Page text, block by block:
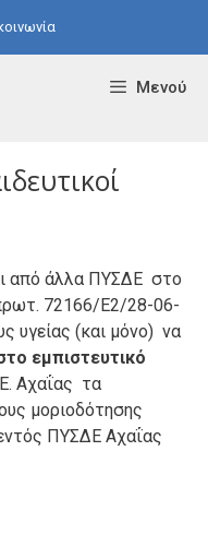
Μενού
από άλλα ΠΥΣΔΕ στο
72166/Ε2/28-06-
υγείας (και μόνο) να
εμπιστευτικό
Αχαΐας τα
μοριοδότησης
ΠΥΣΔΕ Αχαΐας